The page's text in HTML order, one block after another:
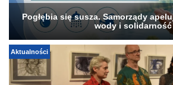
Pogłębia się susza. Samorządy
wody i solidarność
Aktualności